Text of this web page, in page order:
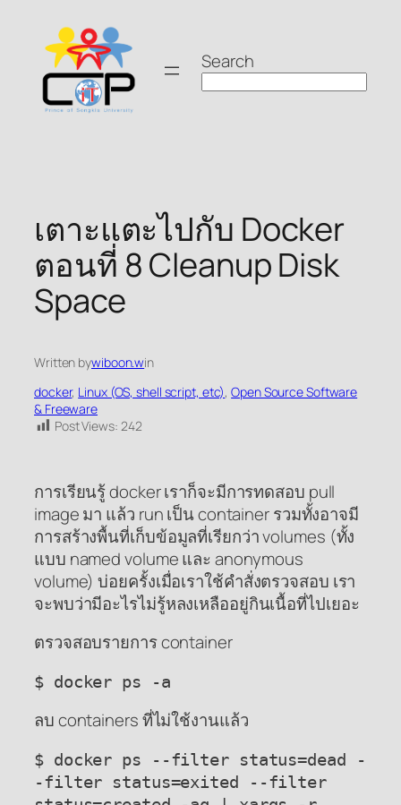
content
Search
เตาะแตะไปกับ Docker
ตอนที่ 8 Cleanup Disk
Space
Written bywiboon.win
docker, Linux (OS, shell script, etc), Open Source Software
& Freeware
Post Views: 242
การเรียนรู้ docker เราก็จะมีการทดสอบ pull
image มา แล้ว run เป็น container รวมทั้งอาจมี
การสร้างพื้นที่เก็บข้อมูลที่เรียกว่า volumes (ทั้ง
แบบ named volume และ anonymous
volume) บ่อยครั้งเมื่อเราใช้คำสั่งตรวจสอบ เรา
จะพบว่ามีอะไรไม่รู้หลงเหลืออยู่กินเนื้อที่ไปเยอะ
ตรวจสอบรายการ container
$ docker ps -a
ลบ containers ที่ไม่ใช้งานแล้ว
$ docker ps --filter status=dead -
-filter status=exited --filter